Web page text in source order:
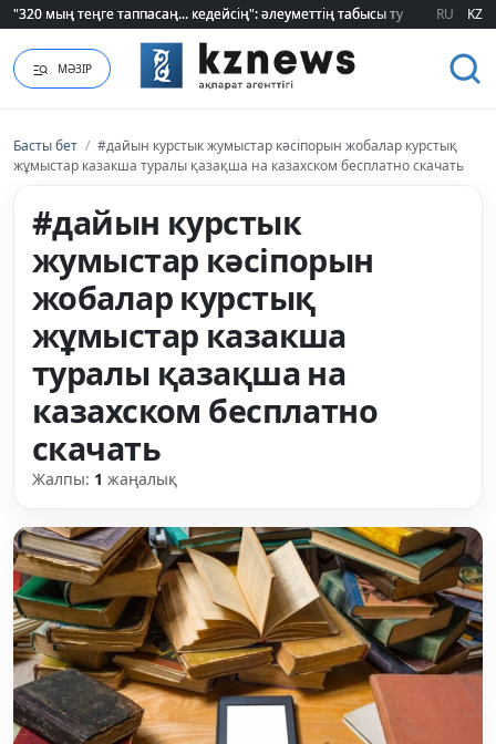
"320 мың теңге таппасаң... кедейсің": әлеуметтің табысы туралы түсінігі
"320 мың теңге таппасаң... кедейсің": әлеуметтің табысы туралы түсінігі
RU KZ
МӘЗІР
Басты бет / #дайын курстык жумыстар кәсіпорын жобалар курстық
жұмыстар казакша туралы қазақша на казахском бесплатно скачать
#дайын курстык
жумыстар кәсіпорын
жобалар курстық
жұмыстар казакша
туралы қазақша на
казахском бесплатно
скачать
Жалпы: 1 жаңалық